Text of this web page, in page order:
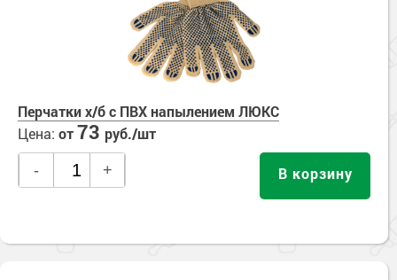
Перчатки х/б с ПВХ напылением ЛЮКС
Цена: от73 руб./шт
- + В корзину